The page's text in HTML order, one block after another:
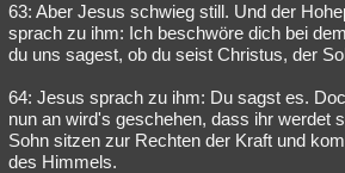
63: Aber Jesus schwieg still. Und der
sprach zu ihm: Ich beschwöre dich bei
du uns sagest, ob du seist Christus, der
64: Jesus sprach zu ihm: Du sagst es.
nun an wird's geschehen, dass ihr werdet
Sohn sitzen zur Rechten der Kraft und
des Himmels.